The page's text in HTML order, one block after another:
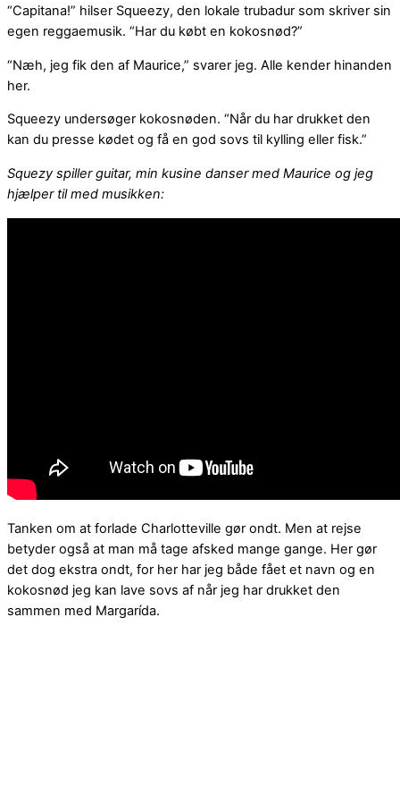
“Capitana!” hilser Squeezy, den lokale trubadur som skriver sin
egen reggaemusik. “Har du købt en kokosnød?”
“Næh, jeg fik den af Maurice,” svarer jeg. Alle kender hinanden
her.
Squeezy undersøger kokosnøden. “Når du har drukket den
kan du presse kødet og få en god sovs til kylling eller fisk.”
Squezy spiller guitar, min kusine danser med Maurice og jeg
hjælper til med musikken:
Tanken om at forlade Charlotteville gør ondt. Men at rejse
betyder også at man må tage afsked mange gange. Her gør
det dog ekstra ondt, for her har jeg både fået et navn og en
kokosnød jeg kan lave sovs af når jeg har drukket den
sammen med Margarída.